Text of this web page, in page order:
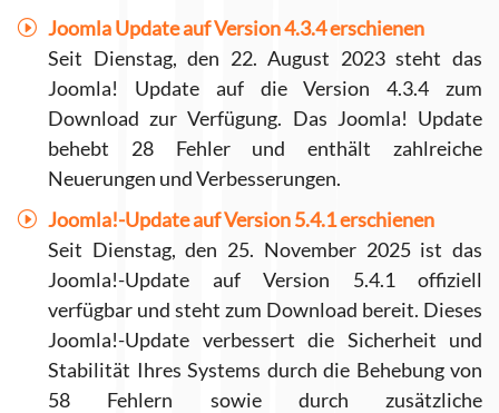
Joomla Update auf Version 4.3.4 erschienen
Seit Dienstag, den 22. August 2023 steht das
Joomla! Update auf die Version 4.3.4 zum
Download zur Verfügung. Das Joomla! Update
behebt 28 Fehler und enthält zahlreiche
Neuerungen und Verbesserungen.
Joomla!-Update auf Version 5.4.1 erschienen
Seit Dienstag, den 25. November 2025 ist das
Joomla!-Update auf Version 5.4.1 offiziell
verfügbar und steht zum Download bereit. Dieses
Joomla!-Update verbessert die Sicherheit und
Stabilität Ihres Systems durch die Behebung von
58 Fehlern sowie durch zusätzliche